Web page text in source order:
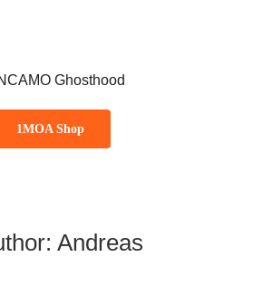
Ghosthood
1MOA Shop
Andreas